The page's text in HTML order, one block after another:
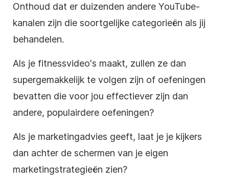
Onthoud dat er duizenden andere YouTube-
kanalen zijn die soortgelijke categorieën als jij
behandelen.
Als je fitnessvideo's maakt, zullen ze dan
supergemakkelijk te volgen zijn of oefeningen
bevatten die voor jou effectiever zijn dan
andere, populairdere oefeningen?
Als je marketingadvies geeft, laat je je kijkers
dan achter de schermen van je eigen
marketingstrategieën zien?